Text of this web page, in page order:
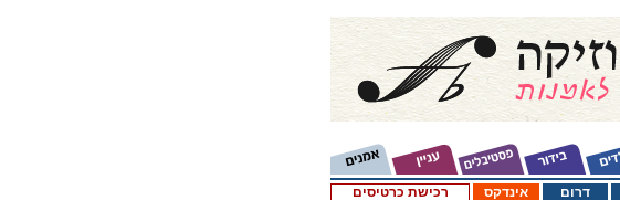
רכישת כרטיסים אינדקס דרום